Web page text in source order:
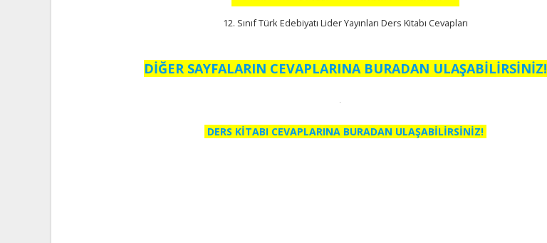
12. Sınıf Türk Edebiyatı Lider Yayınları Ders Kitabı Cevapları
DİĞER SAYFALARIN CEVAPLARINA BURADAN ULAŞABİLİRSİNİZ!
DERS KİTABI CEVAPLARINA BURADAN ULAŞABİLİRSİNİZ!